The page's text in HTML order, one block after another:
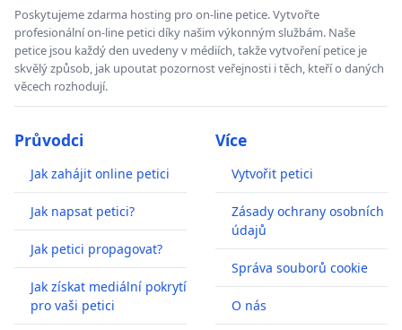
Poskytujeme zdarma hosting pro on-line petice. Vytvořte
profesionální on-line petici díky našim výkonným službám. Naše
petice jsou každý den uvedeny v médiích, takže vytvoření petice je
skvělý způsob, jak upoutat pozornost veřejnosti i těch, kteří o daných
věcech rozhodují.
Průvodci
Jak zahájit online petici
Jak napsat petici?
Jak petici propagovat?
Jak získat mediální pokrytí
pro vaši petici
Více
Vytvořit petici
Zásady ochrany osobních
údajů
Správa souborů cookie
O nás